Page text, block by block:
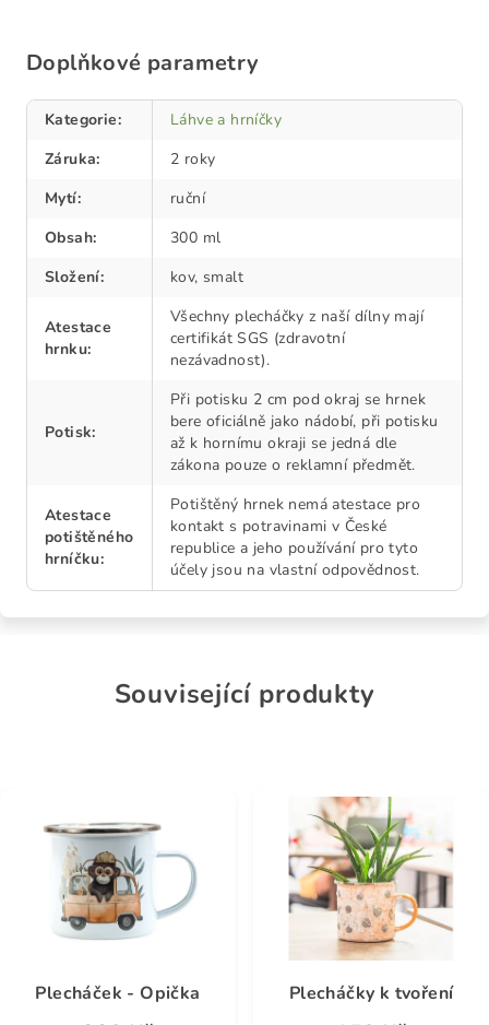
Doplňkové parametry
Kategorie:
Láhve a hrníčky
Záruka:
2 roky
Mytí:
ruční
Obsah:
300 ml
Složení: kov, smalt
Atestace
hrnku:
Všechny plecháčky z naší dílny mají
certifikát SGS (zdravotní
nezávadnost).
Potisk:
Při potisku 2 cm pod okraj se hrnek
bere oficiálně jako nádobí, při potisku
až k hornímu okraji se jedná dle
zákona pouze o reklamní předmět.
Atestace
potištěného
hrníčku:
Potištěný hrnek nemá atestace pro
kontakt s potravinami v České
republice a jeho používání pro tyto
účely jsou na vlastní odpovědnost.
Související produkty
Plecháček - Opička Plecháčky k tvoření